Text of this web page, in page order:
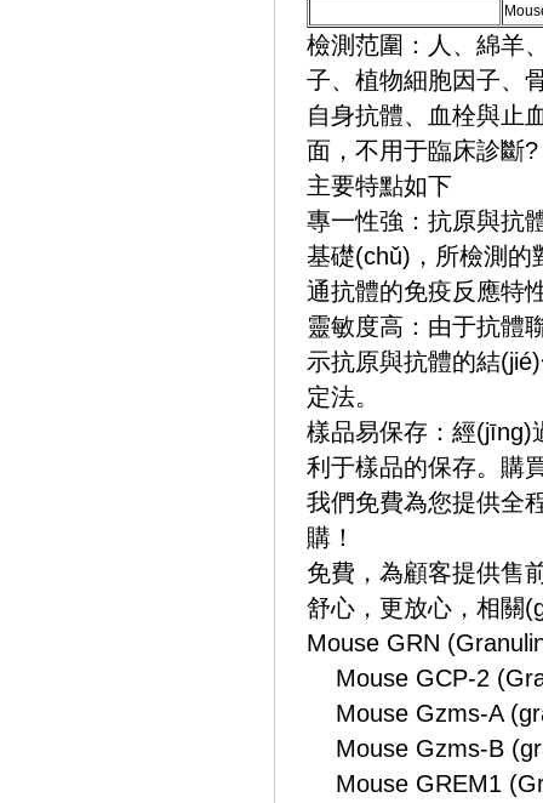
檢測范圍：人、綿羊
子、植物細胞因子
自身抗體、血栓與止血
面，不用于臨床診斷
主要特點如下
專一性強：抗原與抗
基礎(chǔ)，所檢
通抗體的免疫反應特性
靈敏度高：由于抗體
示抗原與抗體的結(jié)
定法。
樣品易保存：經(jīng)
利于樣品的保存。購
我們免費為您提供全
購！
免費，為顧客提供售
舒心，更放心，相
Mouse GRN
Mouse GCP-2
Mouse Gzms-A
Mouse Gzms-B
Mouse GREM1